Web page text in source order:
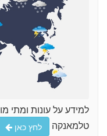
למידע על עונות ומתי
טלמאנקה
לחץ כאן